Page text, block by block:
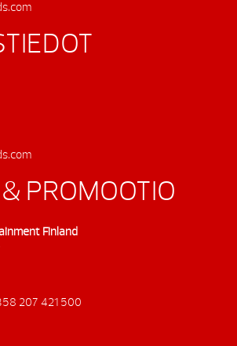
PROMOOTIO
Finland
207 421 500